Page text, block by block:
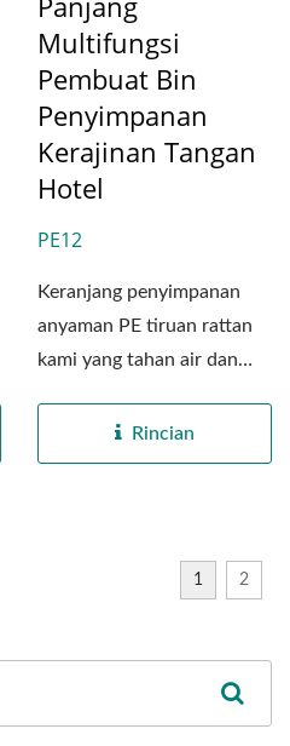
Multifungsi
Pembuat Bin
Penyimpanan
Kerajinan Tangan
Hotel
PE12
Keranjang penyimpanan
anyaman PE tiruan rattan
kami yang tahan air dan
Rincian
1 2